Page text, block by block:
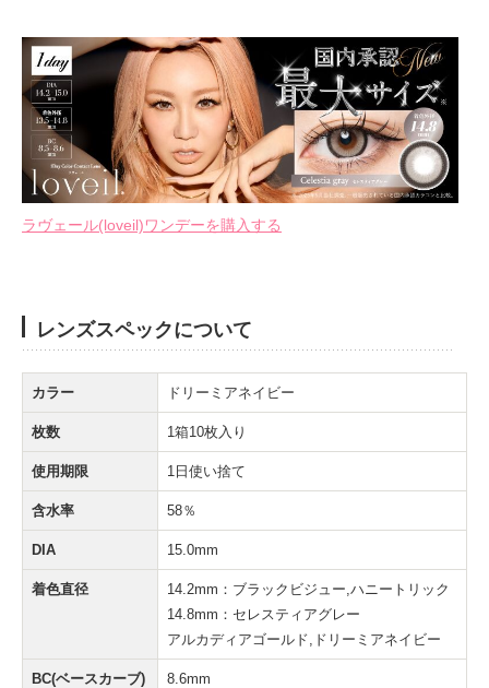
ラヴェール(loveil)ワンデーを購入する
レンズスペックについて
カラー ドリーミアネイビー
枚数 1箱10枚入り
使用期限 1日使い捨て
含水率 58％
DIA 15.0mm
着色直径
14.2mm：ブラックビジュー,ハニートリック
14.8mm：セレスティアグレー
アルカディアゴールド,ドリーミアネイビー
BC(ベースカーブ) 8.6mm